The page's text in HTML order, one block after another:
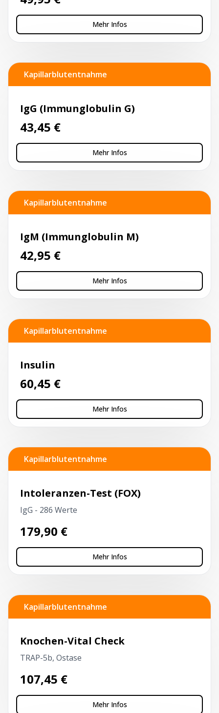
Mehr Infos
Kapillarblutentnahme
IgG (Immunglobulin G)
43,45 €
Mehr Infos
Kapillarblutentnahme
IgM (Immunglobulin M)
42,95 €
Mehr Infos
Kapillarblutentnahme
Insulin
60,45 €
Mehr Infos
Kapillarblutentnahme
Intoleranzen-Test (FOX)
IgG - 286 Werte
179,90 €
Mehr Infos
Kapillarblutentnahme
Knochen-Vital Check
TRAP-5b, Ostase
107,45 €
Mehr Infos